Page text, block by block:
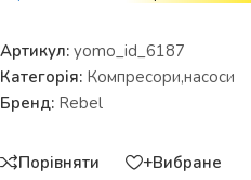
Артикул: yomo_id_6187
Категорія: Компресори,насоси
Бренд: Rebel
Порівняти +Вибране